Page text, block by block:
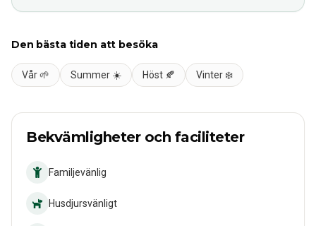
Den bästa tiden att besöka
Vår 🌱 Summer ☀️ Höst 🍂 Vinter ❄️
Bekvämligheter och faciliteter
Familjevänlig
Husdjursvänligt